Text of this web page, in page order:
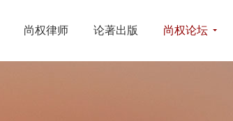
尚权律师 论著出版 尚权论坛